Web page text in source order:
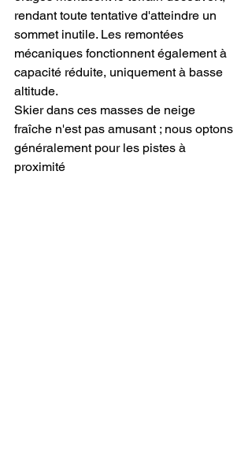
rendant toute tentative d'atteindre un
sommet inutile. Les remontées
mécaniques fonctionnent également à
capacité réduite, uniquement à basse
altitude.
Skier dans ces masses de neige
fraîche n'est pas amusant ; nous optons
généralement pour les pistes à
proximité